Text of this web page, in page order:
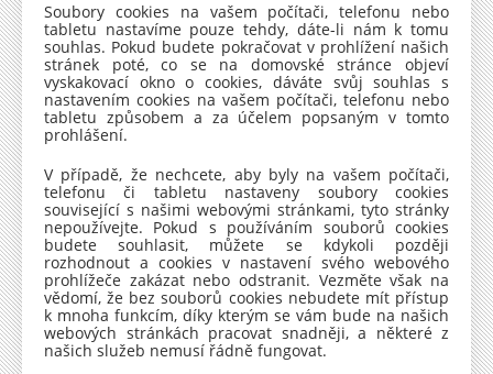
Sha Sha Sha Sen Prin
Soubory cookies na vašem počítači, telefonu nebo
tabletu nastavíme pouze tehdy, dáte-li nám k tomu
souhlas. Pokud budete pokračovat v prohlížení našich
stránek poté, co se na domovské stránce objeví
vyskakovací okno o cookies, dáváte svůj souhlas s
nastavením cookies na vašem počítači, telefonu nebo
tabletu způsobem a za účelem popsaným v tomto
prohlášení.
V případě, že nechcete, aby byly na vašem počítači,
telefonu či tabletu nastaveny soubory cookies
související s našimi webovými stránkami, tyto stránky
nepoužívejte. Pokud s používáním souborů cookies
budete souhlasit, můžete se kdykoli později
rozhodnout a cookies v nastavení svého webového
prohlížeče zakázat nebo odstranit. Vezměte však na
vědomí, že bez souborů cookies nebudete mít přístup
k mnoha funkcím, díky kterým se vám bude na našich
webových stránkách pracovat snadněji, a některé z
našich služeb nemusí řádně fungovat.